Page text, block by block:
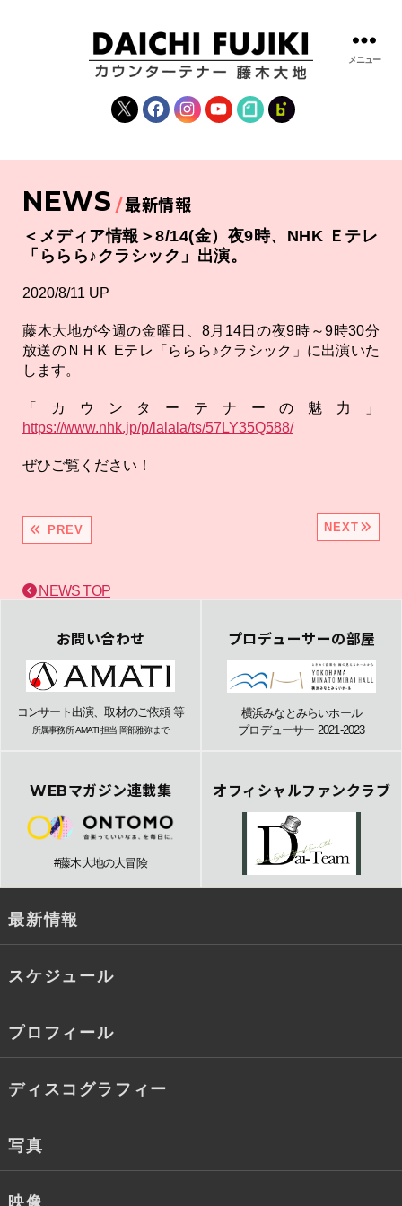
木
大
|
WEBSITE
X FacebookInstagramYouTube
note fanclub
メニュー
NEWS 最新情報
＜メディア情報＞8/14(金）夜9時、NHK Ｅテレ
「ららら♪クラシック」出演。
2020/8/11 UP
藤木大地が今週の金曜日、8月14日の夜9時～9時30分
放送のＮＨＫ Eテレ「ららら♪クラシック」に出演いた
します。
「カウンターテナーの魅力」
https://www.nhk.jp/p/lalala/ts/57LY35Q588/
ぜひご覧ください！
PREV NEXT
NEWS TOP
お問い合わせ
コンサート出演、取材のご依頼 等
所属事務所 AMATI 担当 岡部雅弥まで
プロデューサーの部屋
横浜みなとみらいホール
プロデューサー 2021-2023
WEBマガジン連載集
#藤木大地の大冒険
オフィシャルファンクラブ
最新情報
スケジュール
プロフィール
ディスコグラフィー
写真
映像